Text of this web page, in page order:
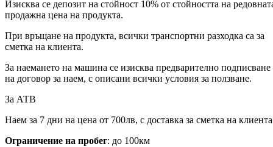
Изисква се депозит на стойност 10% от стойността на
продажна цена на продукта.
При връщане на продукта, всички транспортни разходка са за
сметка на клиента.
За наемането на машина се изисква предварително подписване
на договор за наем, с описани всички условия за ползване.
За АТВ
Наем за 7 дни на цена от 700лв, с доставка за сметка на
Ограничение на пробег: до 100км